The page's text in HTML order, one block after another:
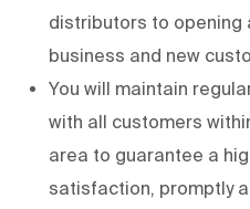
distributors to opening
business and new
You will maintain
with all customers
area to guarantee a
satisfaction, promptly